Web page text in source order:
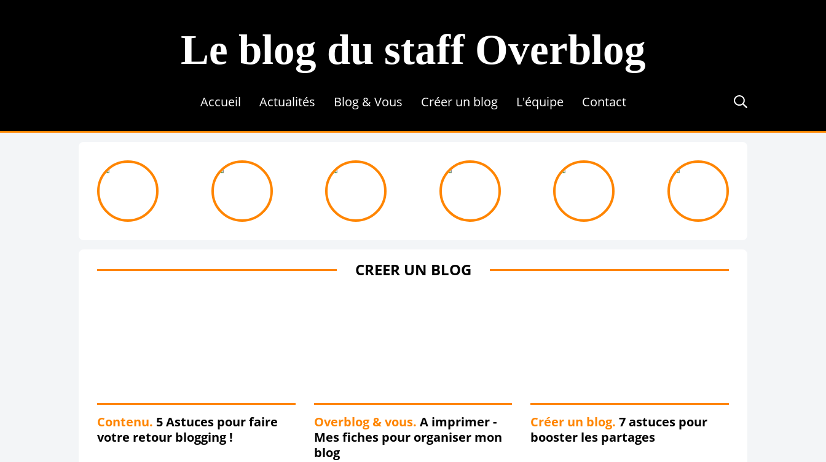
Le blog du staff Overblog
Accueil Actualités
Blog & Vous
Créer un blog
L'équipe
Contact
CREER UN BLOG
Contenu. 5 Astuces pour faire
votre retour blogging !
Overblog & vous. A imprimer -
Mes fiches pour organiser mon
blog
Créer un blog. 7 astuces pour
booster les partages